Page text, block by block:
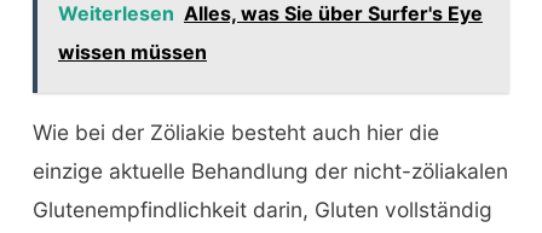
Weiterlesen Alles, was Sie über Surfer's Eye
wissen müssen
Wie bei der Zöliakie besteht auch hier die
einzige aktuelle Behandlung der nicht-zöliakalen
Glutenempfindlichkeit darin, Gluten vollständig